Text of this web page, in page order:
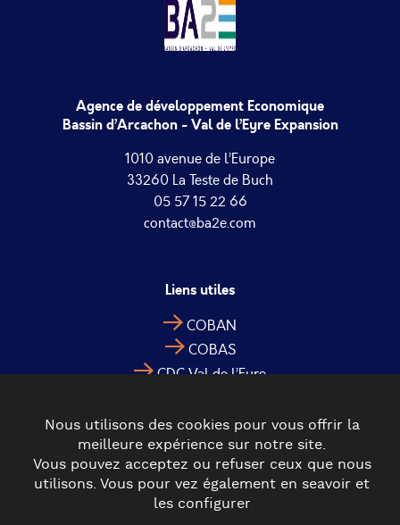
Agence de développement Economique
Bassin d’Arcachon - Val de l’Eyre Expansion
1010 avenue de l’Europe
33260 La Teste de Buch
05 57 15 22 66
contact@ba2e.com
Liens utiles
COBAN
COBAS
CDC Val de l’Eyre
Nous utilisons des cookies pour vous offrir la
meilleure expérience sur notre site.
Vous pouvez acceptez ou refuser ceux que nous
utilisons. Vous pour vez également en seavoir et
les configurer